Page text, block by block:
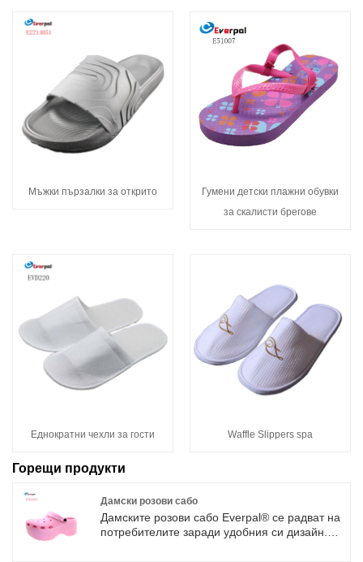
Мъжки пързалки за открито
Гумени детски плажни обувки
за скалисти брегове
Еднократни чехли за гости Waffle Slippers spa
Горещи продукти
Дамски розови сабо
Дамските розови сабо Everpal® се радват на
потребителите заради удобния си дизайн.